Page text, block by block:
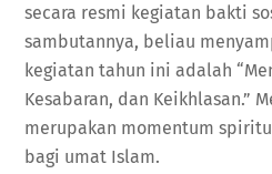
secara resmi kegiatan bakti
sambutannya, beliau
kegiatan tahun ini adalah
Kesabaran, dan Keikhlasan.”
merupakan momentum
bagi umat Islam.